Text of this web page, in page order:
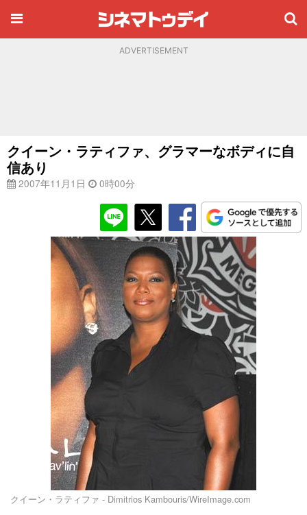
ADVERTISEMENT
クイーン・ラティファ、グラマーなボディに自
信あり
2007年11月1日 0時00分
クイーン・ラティファ - Dimitrios Kambouris/WireImage.com